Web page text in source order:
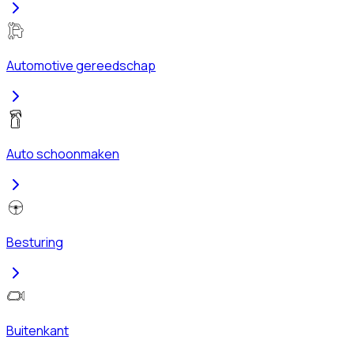
Automotive gereedschap
Auto schoonmaken
Besturing
Buitenkant